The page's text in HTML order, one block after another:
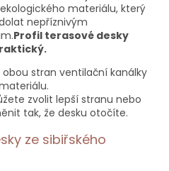
materiálu, který
nepříznivým
Profil terasové desky
obou stran ventilační kanálky
zvolit lepší stranu nebo
tak, že desku otočíte.
ze sibiřského